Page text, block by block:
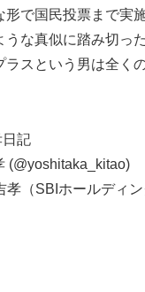
形で国民投票まで実
うな真似に踏み切っ
ラスという男は全く
日記
(@yoshitaka_kitao)
孝（SBIホールディン